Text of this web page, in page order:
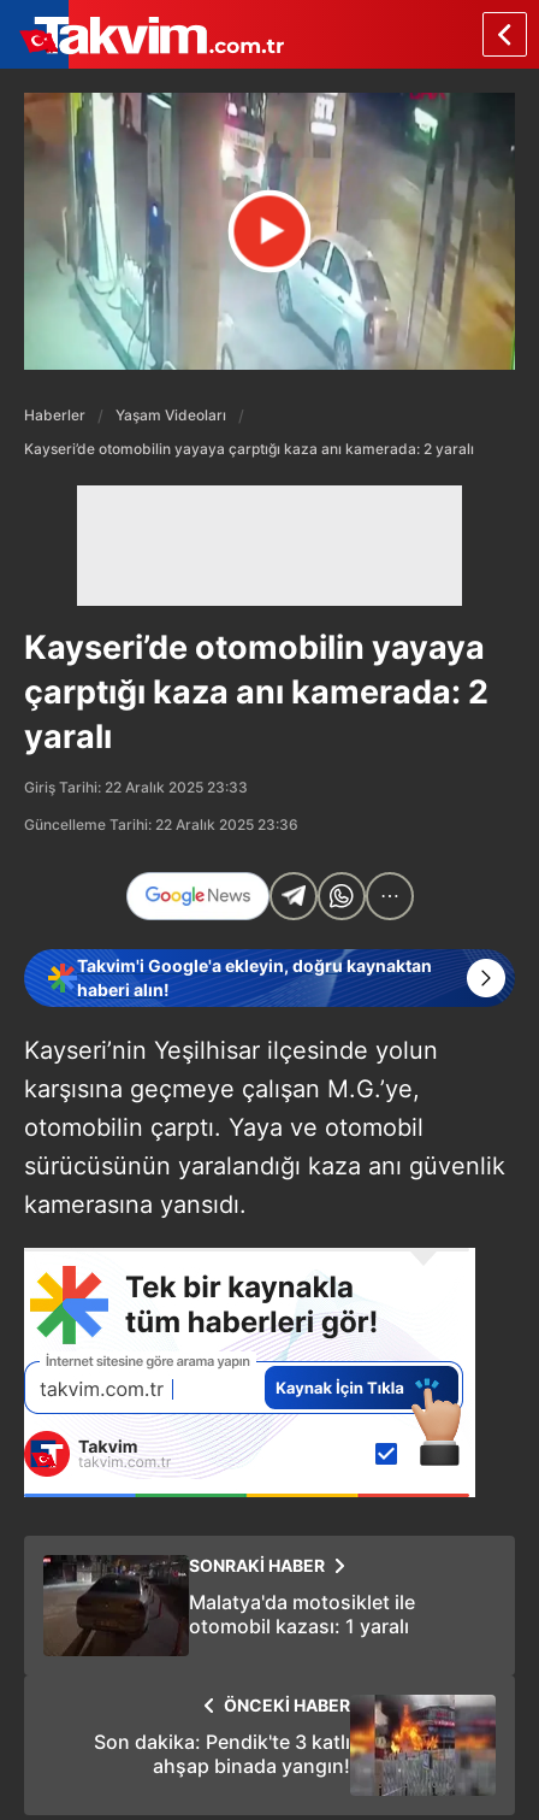
Haberler
Yaşam Videoları
Kayseri’de otomobilin yayaya çarptığı kaza anı kamerada: 2 yaralı
Kayseri’de otomobilin yayaya
çarptığı kaza anı kamerada: 2
yaralı
Giriş Tarihi: 22 Aralık 2025 23:33
Güncelleme Tarihi: 22 Aralık 2025 23:36
Takvim'i Google'a ekleyin, doğru kaynaktan
haberi alın!
Kayseri’nin Yeşilhisar ilçesinde yolun
karşısına geçmeye çalışan M.G.’ye,
otomobilin çarptı. Yaya ve otomobil
sürücüsünün yaralandığı kaza anı güvenlik
kamerasına yansıdı.
SONRAKİ HABER
Malatya'da motosiklet ile
otomobil kazası: 1 yaralı
ÖNCEKİ HABER
Son dakika: Pendik'te 3 katlı
ahşap binada yangın!